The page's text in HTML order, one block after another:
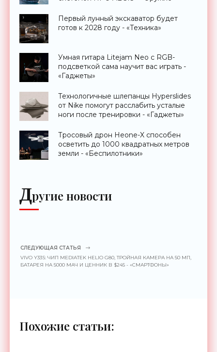
Первый лунный экскаватор будет
готов к 2028 году - «Техника»
Умная гитара Litejam Neo с RGB-
подсветкой сама научит вас играть -
«Гаджеты»
Технологичные шлепанцы Hyperslides
от Nike помогут расслабить усталые
ноги после тренировки - «Гаджеты»
Тросовый дрон Heone-X способен
осветить до 1000 квадратных метров
земли - «Беспилотники»
Другие новости
СЛЕДУЮЩАЯ СТАТЬЯ
VIVO Y33S: ЧИП MEDIATEK HELIO G80, ТРОЙНАЯ КАМЕРА НА 50 МП,
БАТАРЕЯ НА 5000 МАЧ И ЦЕННИК В $245 - «СМАРТФОНЫ»
Похожие статьи: